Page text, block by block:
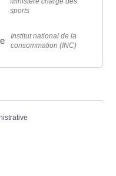
sports
Institut national de la
consommation (INC)